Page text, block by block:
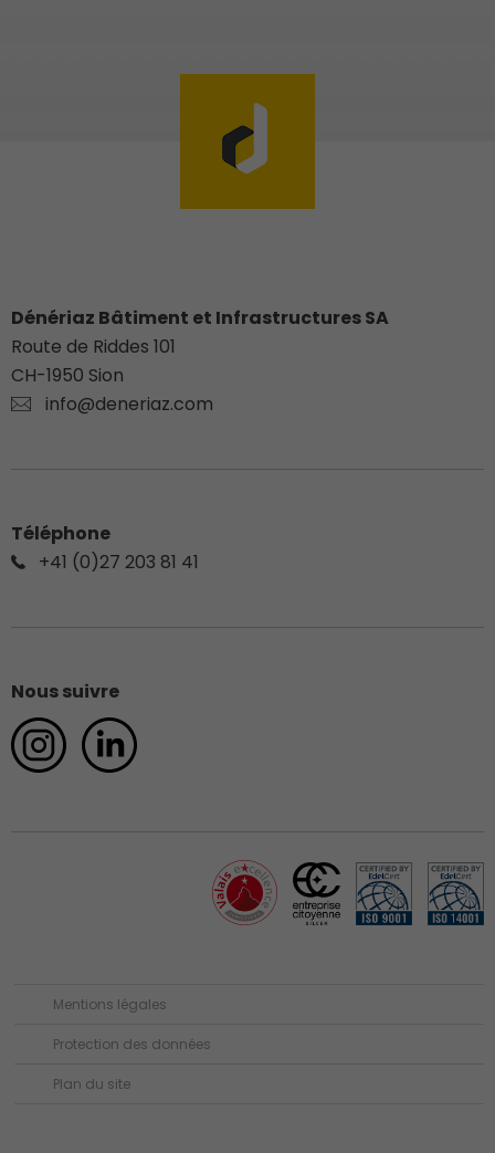
Dénériaz Bâtiment et Infrastructures SA
Route de Riddes 101
CH-1950 Sion
info@deneriaz.com
Téléphone
+41 (0)27 203 81 41
Nous suivre
Mentions légales
Protection des données
Plan du site